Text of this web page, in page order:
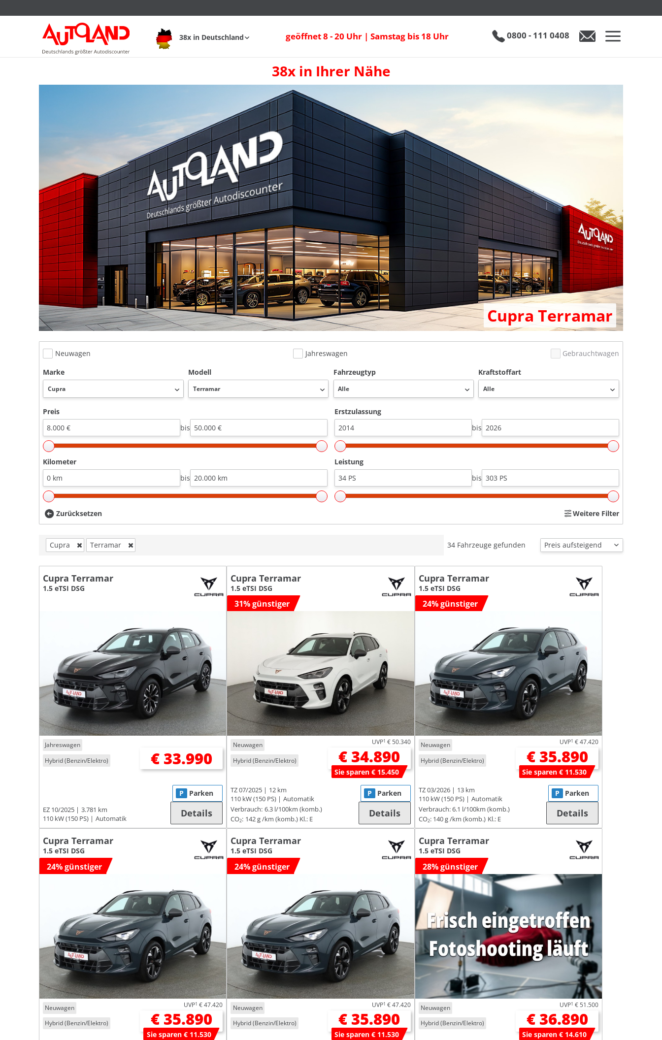
38x in Deutschland geöffnet 8 - 20 Uhr | Samstag bis 18 Uhr 0800 - 111 0408
38x in Ihrer Nähe
Cupra Terramar
Neuwagen Jahreswagen
Gebrauchtwagen
Marke
Modell Fahrzeugtyp Kraftstoffart
Preis
bis
Erstzulassung
bis
Kilometer
bis
Leistung
bis
Zurücksetzen Weitere Filter
Cupra Terramar 34 Fahrzeuge gefunden
Cupra Terramar
1.5 eTSI DSG
Jahreswagen
Hybrid (Benzin/Elektro)
€ 33.990
EZ 10/2025
3.781 km
110 kW (150 PS)
Automatik
P Parken
Details
Cupra Terramar
1.5 eTSI DSG
31% günstiger
Neuwagen
Hybrid (Benzin/Elektro)
UVP1 € 50.340
€ 34.890
Sie sparen € 15.450
TZ 07/2025
12 km
110 kW (150 PS)
Automatik
Verbrauch: 6.3 l/100km (komb.)
CO2: 142 g /km (komb.) Kl.: E
P Parken
Details
Cupra Terramar
1.5 eTSI DSG
24% günstiger
Neuwagen
Hybrid (Benzin/Elektro)
UVP1 € 47.420
€ 35.890
Sie sparen € 11.530
TZ 03/2026
13 km
110 kW (150 PS)
Automatik
Verbrauch: 6.1 l/100km (komb.)
CO2: 140 g /km (komb.) Kl.: E
P Parken
Details
Cupra Terramar
1.5 eTSI DSG
24% günstiger
Neuwagen
Hybrid (Benzin/Elektro)
UVP1 € 47.420
€ 35.890
Sie sparen € 11.530
Cupra Terramar
1.5 eTSI DSG
24% günstiger
Neuwagen
Hybrid (Benzin/Elektro)
UVP1 € 47.420
€ 35.890
Sie sparen € 11.530
Cupra Terramar
1.5 eTSI DSG
28% günstiger
Neuwagen
Hybrid (Benzin/Elektro)
UVP1 € 51.500
€ 36.890
Sie sparen € 14.610